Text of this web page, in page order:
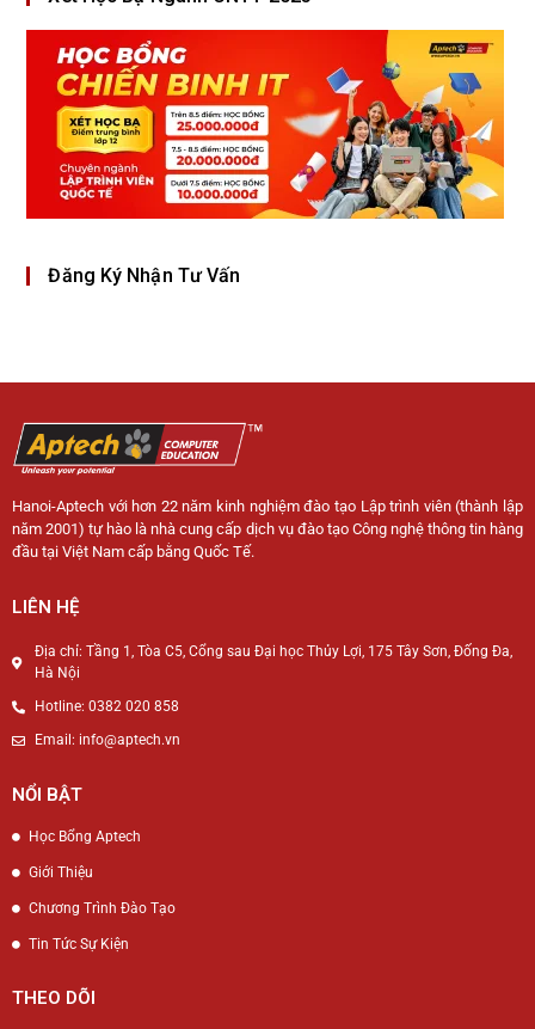
Đăng Ký Nhận Tư Vấn
Hanoi-Aptech với hơn 22 năm kinh nghiệm đào tạo Lập trình viên (thành lập
năm 2001) tự hào là nhà cung cấp dịch vụ đào tạo Công nghệ thông tin hàng
đầu tại Việt Nam cấp bằng Quốc Tế.
LIÊN HỆ
Địa chỉ: Tầng 1, Tòa C5, Cổng sau Đại học Thủy Lợi, 175 Tây Sơn, Đống Đa,
Hà Nội
Hotline: 0382 020 858
Email: info@aptech.vn
NỔI BẬT
Học Bổng Aptech
Giới Thiệu
Chương Trình Đào Tạo
Tin Tức Sự Kiện
THEO DÕI